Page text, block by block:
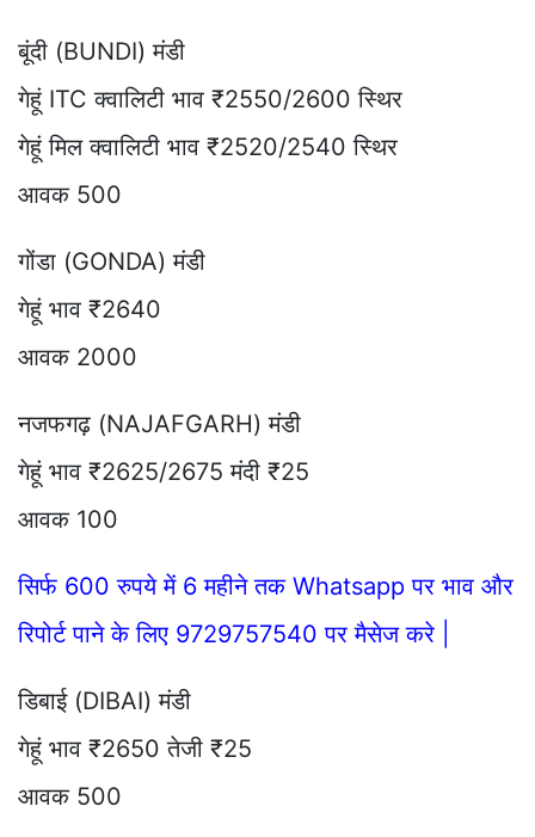
बूंदी (BUNDI) मंडी
गेहूं ITC क्वालिटी भाव ₹2550/2600 स्थिर
गेहूं मिल क्वालिटी भाव ₹2520/2540 स्थिर
आवक 500
गोंडा (GONDA) मंडी
गेहूं भाव ₹2640
आवक 2000
नजफगढ़ (NAJAFGARH) मंडी
गेहूं भाव ₹2625/2675 मंदी ₹25
आवक 100
सिर्फ 600 रुपये में 6 महीने तक Whatsapp पर भाव और
रिपोर्ट पाने के लिए 9729757540 पर मैसेज करे |
डिबाई (DIBAI) मंडी
गेहूं भाव ₹2650 तेजी ₹25
आवक 500